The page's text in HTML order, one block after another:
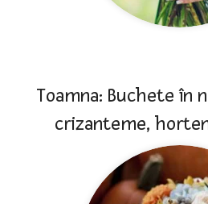
Toamna: Buchete în
crizanteme,